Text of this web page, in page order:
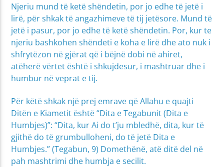
Njeriu mund të ketë shëndetin, por jo edhe të jetë i
lirë, për shkak të angazhimeve të tij jetësore. Mund të
jetë i pasur, por jo edhe të ketë shëndetin. Por, kur te
njeriu bashkohen shëndeti e koha e lirë dhe ato nuk i
shfrytëzon në gjërat që i bëjnë dobi në ahiret,
atëherë vërtet është i shkujdesur, i mashtruar dhe i
humbur në veprat e tij.
Për këtë shkak një prej emrave që Allahu e quajti
Ditën e Kiametit është “Dita e Tegabunit (Dita e
Humbjes)”: “Dita, kur Ai do t’ju mbledhë, dita, kur të
gjithë do të grumbulloheni, do të jetë Dita e
Humbjes.” (Tegabun, 9) Domethënë, atë ditë del në
pah mashtrimi dhe humbja e secilit.